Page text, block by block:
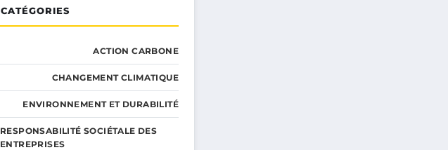
CATÉGORIES
ACTION CARBONE
CHANGEMENT CLIMATIQUE
ENVIRONNEMENT ET DURABILITÉ
RESPONSABILITÉ SOCIÉTALE DES
ENTREPRISES